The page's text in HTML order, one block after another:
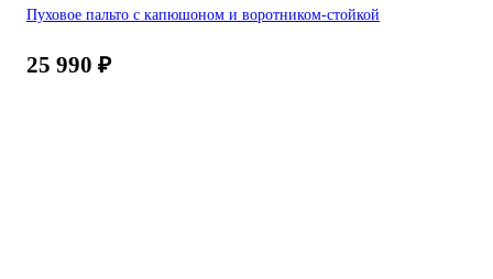
Пуховое пальто с капюшоном и воротником-стойкой
25 990 ₽